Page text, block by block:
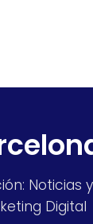
Noticias
Digital